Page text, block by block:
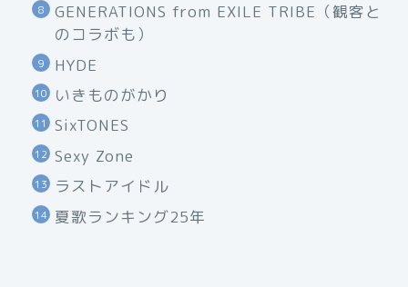
GENERATIONS from EXILE TRIBE（観客と
のコラボも）
HYDE
いきものがかり
SixTONES
Sexy Zone
ラストアイドル
夏歌ランキング25年